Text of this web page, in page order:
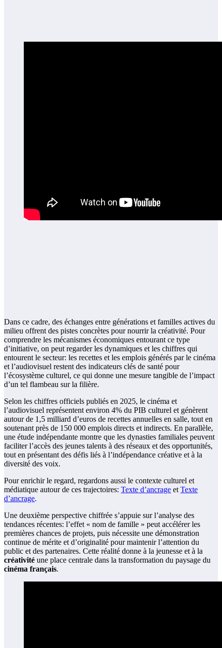
Dans ce cadre, des échanges entre générations et familles actives du
milieu offrent des pistes concrètes pour nourrir la créativité. Pour
comprendre les mécanismes économiques entourant ce type
d’initiative, on peut regarder les dynamiques et les chiffres qui
entourent le secteur: les recettes et les emplois générés par le cinéma
et l’audiovisuel restent des indicateurs clés de santé pour
l’écosystème culturel, ce qui donne une mesure tangible de l’impact
d’un tel flambeau sur la filière.
Selon les chiffres officiels publiés en 2025, le cinéma et
l’audiovisuel représentent environ 4% du PIB culturel et génèrent
autour de 1,5 milliard d’euros de recettes annuelles en salle, tout en
soutenant près de 150 000 emplois directs et indirects. En parallèle,
une étude indépendante montre que les dynasties familiales peuvent
faciliter l’accès des jeunes talents à des réseaux et des opportunités,
tout en présentant des défis liés à l’indépendance créative et à la
diversité des voix.
Pour enrichir le regard, regardons aussi le contexte culturel et
médiatique autour de ces trajectoires: Texte d’ancrage et Texte
d’ancrage.
Une deuxième perspective chiffrée s’appuie sur l’analyse des
tendances récentes: l’effet « nom de famille » peut accélérer les
premières chances de projets, puis nécessite une démonstration
continue de mérite et d’originalité pour maintenir l’attention du
public et des partenaires. Cette réalité donne à la jeunesse et à la
créativité une place centrale dans la transformation du paysage du
cinéma français.